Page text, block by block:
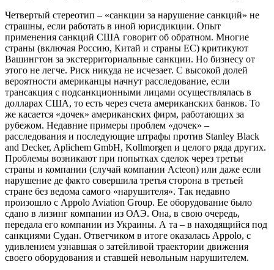
Четвертый стереотип – «санкции за нарушение санкций» не
страшны, если работать в иной юрисдикции. Опыт
применения санкций США говорит об обратном. Многие
страны (включая Россию, Китай и страны ЕС) критикуют
Вашингтон за экстерриториальные санкции. Но бизнесу от
этого не легче. Риск никуда не исчезает. С высокой долей
вероятности американцы начнут расследование, если
трансакция с подсанкционными лицами осуществлялась в
долларах США, то есть через счета американских банков. То
же касается «дочек» американских фирм, работающих за
рубежом. Недавние примеры проблем «дочек» –
расследования и последующие штрафы против Stanley Black
and Decker, Aplichem GmbH, Kollmorgen и целого ряда других.
Проблемы возникают при попытках сделок через третьи
страны и компании (случай компании Acteon) или даже если
нарушение де факто совершила третья сторона в третьей
стране без ведома самого «нарушителя». Так недавно
произошло с Appolo Aviation Group. Ее оборудование было
сдано в лизинг компании из ОАЭ. Она, в свою очередь,
передала его компании из Украины. А та – в находящийся под
санкциями Судан. Ответчиком в итоге оказалась Appolo, с
удивлением узнавшая о затейливой траектории движения
своего оборудования и ставшей невольным нарушителем.